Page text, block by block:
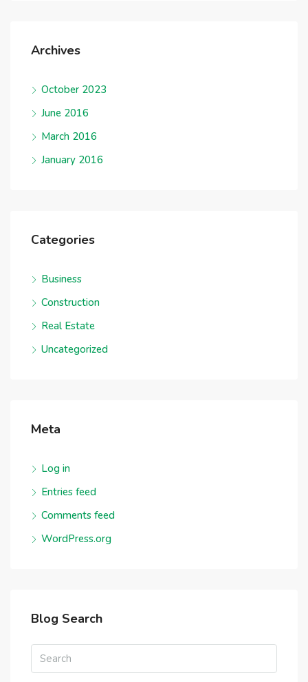
Archives
October 2023
June 2016
March 2016
January 2016
Categories
Business
Construction
Real Estate
Uncategorized
Meta
Log in
Entries feed
Comments feed
WordPress.org
Blog Search